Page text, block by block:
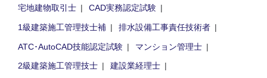
宅地建物取引士
CAD実務認定試験
1級建築施工管理技士補
排水設備工事責任技術者
ATC･AutoCAD技能認定試験
マンション管理士
2級建築施工管理技士
建設業経理士